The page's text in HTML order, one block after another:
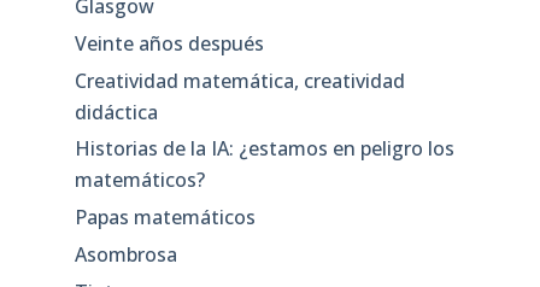
Glasgow
Veinte años después
Creatividad matemática, creatividad
didáctica
Historias de la IA: ¿estamos en peligro los
matemáticos?
Papas matemáticos
Asombrosa